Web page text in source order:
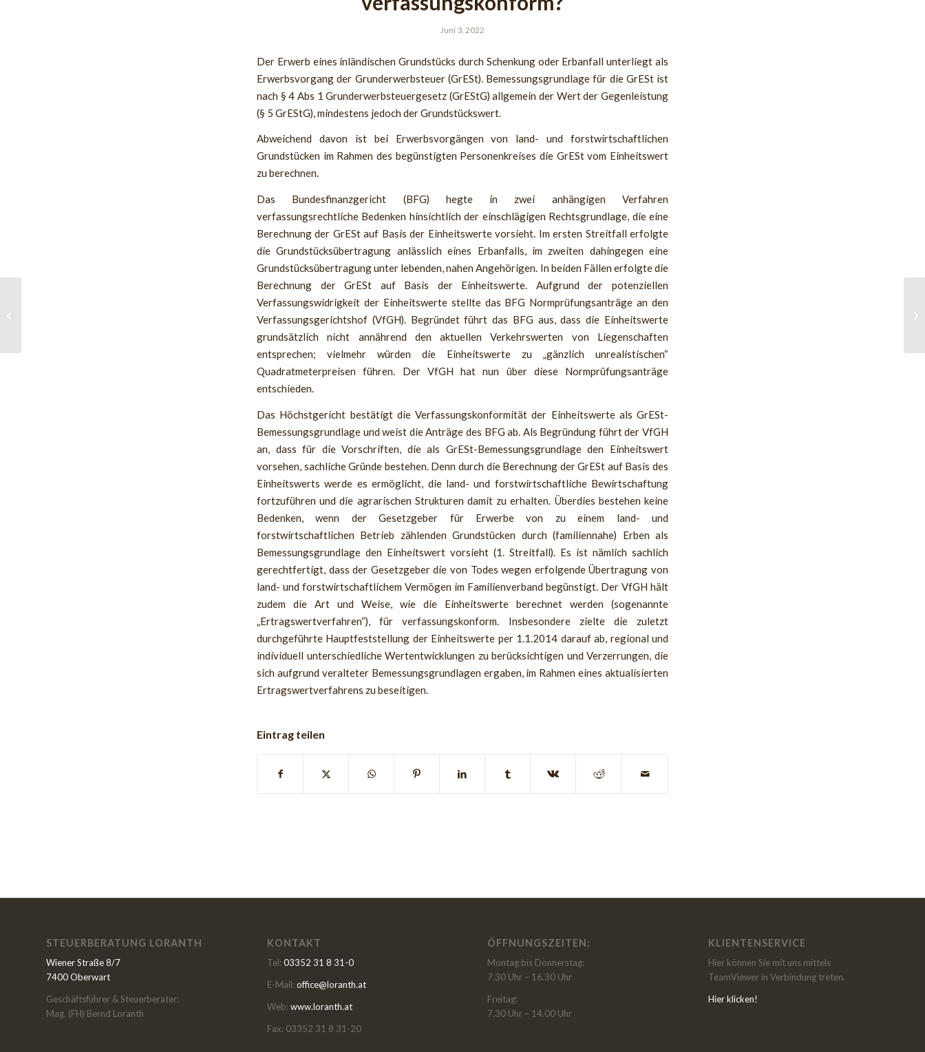
Juni 3, 2022
Der Erwerb eines inländischen Grundstücks durch Schenkung oder Erbanfall unterliegt als
Erwerbsvorgang der Grunderwerbsteuer (GrESt). Bemessungsgrundlage für die GrESt ist
nach § 4 Abs 1 Grunderwerbsteuergesetz (GrEStG) allgemein der Wert der Gegenleistung
(§ 5 GrEStG), mindestens jedoch der Grundstückswert.
Abweichend davon ist bei Erwerbsvorgängen von land- und forstwirtschaftlichen
Grundstücken im Rahmen des begünstigten Personenkreises die GrESt vom Einheitswert
zu berechnen.
Das Bundesfinanzgericht (BFG) hegte in zwei anhängigen Verfahren
verfassungsrechtliche Bedenken hinsichtlich der einschlägigen Rechtsgrundlage, die eine
Berechnung der GrESt auf Basis der Einheitswerte vorsieht. Im ersten Streitfall erfolgte
die Grundstücksübertragung anlässlich eines Erbanfalls, im zweiten dahingegen eine
Grundstücksübertragung unter lebenden, nahen Angehörigen. In beiden Fällen erfolgte die
Berechnung der GrESt auf Basis der Einheitswerte. Aufgrund der potenziellen
Verfassungswidrigkeit der Einheitswerte stellte das BFG Normprüfungsanträge an den
Verfassungsgerichtshof (VfGH). Begründet führt das BFG aus, dass die Einheitswerte
grundsätzlich nicht annährend den aktuellen Verkehrswerten von Liegenschaften
entsprechen; vielmehr würden die Einheitswerte zu „gänzlich unrealistischen“
Quadratmeterpreisen führen. Der VfGH hat nun über diese Normprüfungsanträge
entschieden.
Das Höchstgericht bestätigt die Verfassungskonformität der Einheitswerte als GrESt-
Bemessungsgrundlage und weist die Anträge des BFG ab. Als Begründung führt der VfGH
an, dass für die Vorschriften, die als GrESt-Bemessungsgrundlage den Einheitswert
vorsehen, sachliche Gründe bestehen. Denn durch die Berechnung der GrESt auf Basis des
Einheitswerts werde es ermöglicht, die land- und forstwirtschaftliche Bewirtschaftung
fortzuführen und die agrarischen Strukturen damit zu erhalten. Überdies bestehen keine
Bedenken, wenn der Gesetzgeber für Erwerbe von zu einem land- und
forstwirtschaftlichen Betrieb zählenden Grundstücken durch (familiennahe) Erben als
Bemessungsgrundlage den Einheitswert vorsieht (1. Streitfall). Es ist nämlich sachlich
gerechtfertigt, dass der Gesetzgeber die von Todes wegen erfolgende Übertragung von
land- und forstwirtschaftlichem Vermögen im Familienverband begünstigt. Der VfGH hält
zudem die Art und Weise, wie die Einheitswerte berechnet werden (sogenannte
„Ertragswertverfahren“), für verfassungskonform. Insbesondere zielte die zuletzt
durchgeführte Hauptfeststellung der Einheitswerte per 1.1.2014 darauf ab, regional und
individuell unterschiedliche Wertentwicklungen zu berücksichtigen und Verzerrungen, die
sich aufgrund veralteter Bemessungsgrundlagen ergaben, im Rahmen eines aktualisierten
Ertragswertverfahrens zu beseitigen.
Eintrag teilen
STEUERBERATUNG LORANTH
Wiener Straße 8/7
7400 Oberwart
Geschäftsführer & Steuerberater:
Mag. (FH) Bernd Loranth
KONTAKT
Tel: 03352 31 8 31-0
E-Mail: office@loranth.at
Web: www.loranth.at
Fax: 03352 31 8 31-20
ÖFFNUNGSZEITEN:
Montag bis Donnerstag:
7.30 Uhr – 16.30 Uhr
Freitag:
7.30 Uhr – 14.00 Uhr
KLIENTENSERVICE
Hier können Sie mit uns mittels
TeamViewer in Verbindung treten.
Hier klicken!